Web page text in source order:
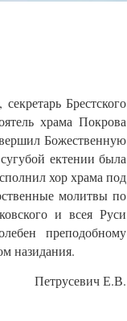
Брестского
храма Покрова
Божественную
ектении была
хор храма под
молитвы по
и всея Руси
преподобному
назидания.
Петрусевич Е.В.